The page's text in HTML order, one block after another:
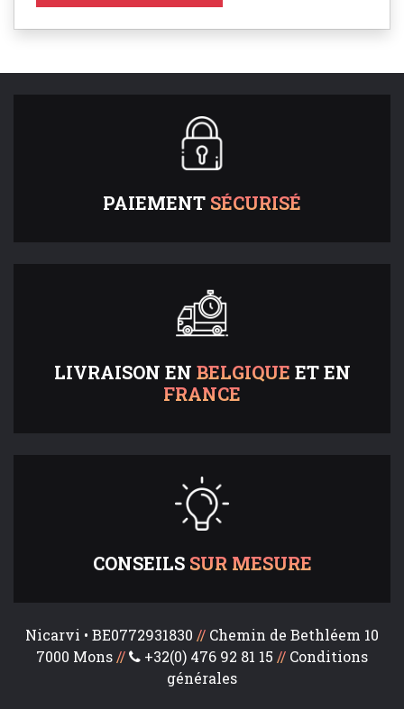
PAIEMENT SÉCURISÉ
LIVRAISON EN BELGIQUE ET EN
FRANCE
CONSEILS SUR MESURE
Nicarvi • BE0772931830 // Chemin de Bethléem 10
7000 Mons// +32(0) 476 92 81 15 // Conditions
générales